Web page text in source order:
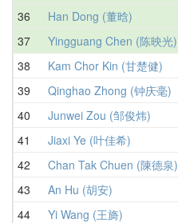
36
Han Dong (董晗)
37
Yingguang Chen (陈映光)
38
Kam Chor Kin (甘楚健)
39
Qinghao Zhong (钟庆毫)
40
Junwei Zou (邹俊炜)
41
Jiaxi Ye (叶佳希)
42
Chan Tak Chuen (陳德泉)
43
An Hu (胡安)
44
Yi Wang (王旖)